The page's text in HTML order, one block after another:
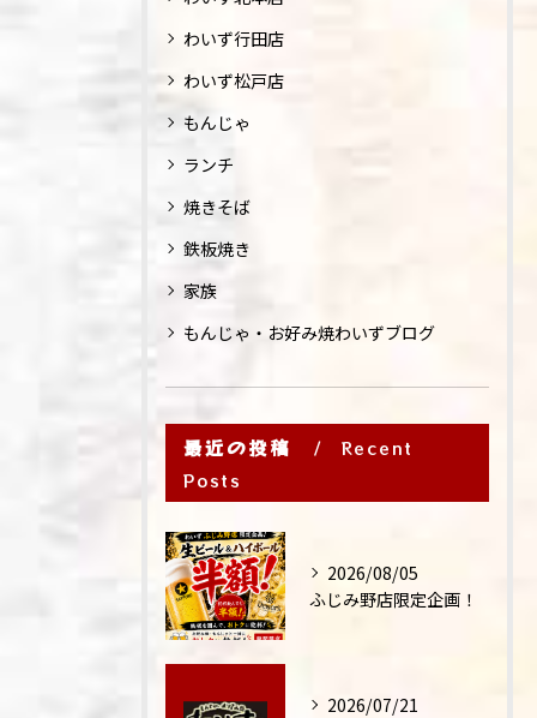
わいず行田店
わいず松戸店
もんじゃ
ランチ
焼きそば
鉄板焼き
家族
もんじゃ・お好み焼わいずブログ
最近の投稿
Recent
Posts
2026/08/05
ふじみ野店限定企画！
2026/07/21